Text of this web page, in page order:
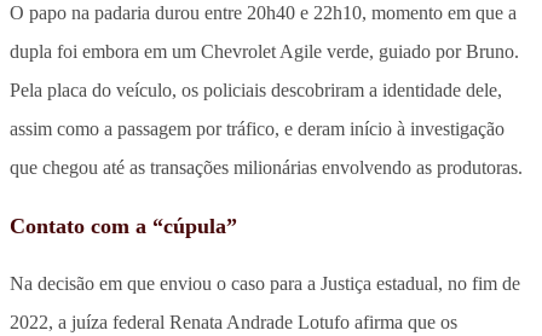
O papo na padaria durou entre 20h40 e 22h10, momento em que a
dupla foi embora em um Chevrolet Agile verde, guiado por Bruno.
Pela placa do veículo, os policiais descobriram a identidade dele,
assim como a passagem por tráfico, e deram início à investigação
que chegou até as transações milionárias envolvendo as produtoras.
Contato com a “cúpula”
Na decisão em que enviou o caso para a Justiça estadual, no fim de
2022, a juíza federal Renata Andrade Lotufo afirma que os